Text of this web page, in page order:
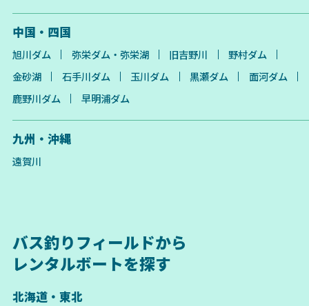
中国・四国
旭川ダム 弥栄ダム・弥栄湖 旧吉野川
野村ダム
金砂湖
石手川ダム 玉川ダム 黒瀬ダム
面河ダム
鹿野川ダム
早明浦ダム
九州・沖縄
遠賀川
バス釣りフィールドから
レンタルボートを探す
北海道・東北